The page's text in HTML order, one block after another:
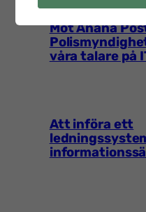
Möt Anana
våra talare på
Att införa ett